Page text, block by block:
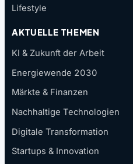
Lifestyle
AKTUELLE THEMEN
KI & Zukunft der Arbeit
Energiewende 2030
Märkte & Finanzen
Nachhaltige Technologien
Digitale Transformation
Startups & Innovation